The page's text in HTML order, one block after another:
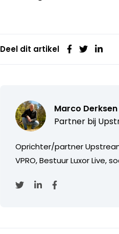
Deel dit artikel
Marco Derksen
Partner bij
Oprichter/partner
VPRO, Bestuur Luxor Live,